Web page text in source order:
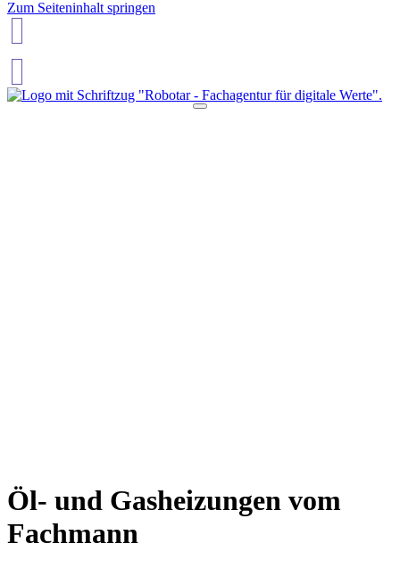
Zum Seiteninhalt springen
02754 1351
Öl- und Gasheizungen vom
Fachmann